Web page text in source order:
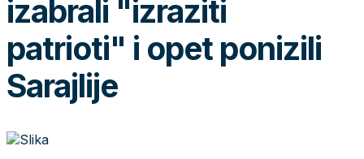
izabrali "izraziti
patrioti" i opet ponizili
Sarajlije